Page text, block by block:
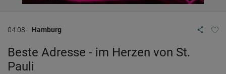
04.08. Hamburg
Beste Adresse - im Herzen von St.
Pauli